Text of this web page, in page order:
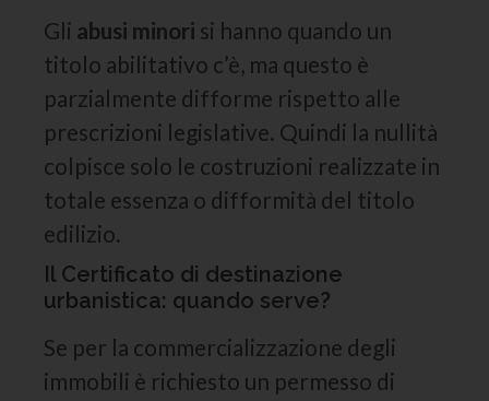
Gli abusi minori si hanno quando un
titolo abilitativo c’è, ma questo è
parzialmente difforme rispetto alle
prescrizioni legislative. Quindi la nullità
colpisce solo le costruzioni realizzate in
totale essenza o difformità del titolo
edilizio.
Il Certificato di destinazione
urbanistica: quando serve?
Se per la commercializzazione degli
immobili è richiesto un permesso di